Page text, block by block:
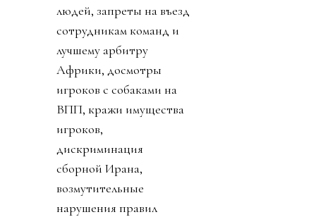
людей, запреты на въезд
сотрудникам команд и
лучшему арбитру
Африки, досмотры
игроков с собаками на
ВПП, кражи имущества
игроков,
дискриминация
сборной Ирана,
возмутительные
нарушения правил